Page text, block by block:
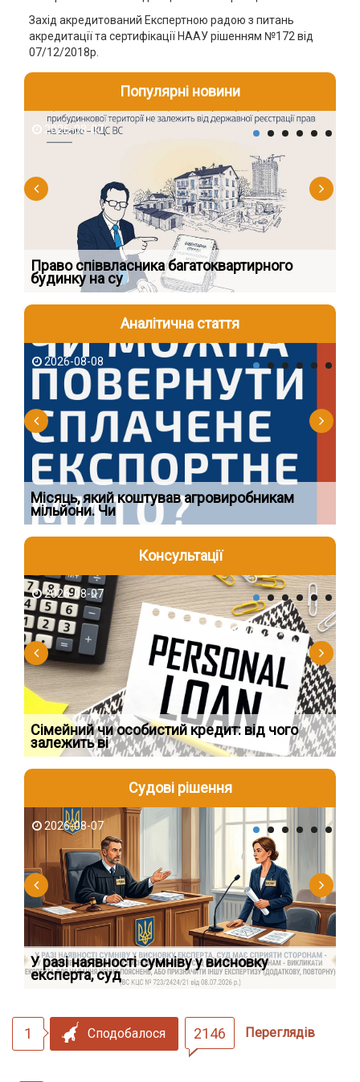
Захід акредитований Експертною радою з питань
акредитації та сертифікації НААУ рішенням №172 від
07/12/2018р.
Популярні новини
2026-08-07
Право співвласника багатоквартирного
будинку на су
Аналітична стаття
2026-08-08
Місяць, який коштував агровиробникам
мільйони. Чи
Консультації
2026-08-07
Сімейний чи особистий кредит: від чого
залежить ві
Судові рішення
2026-08-07
У разі наявності сумніву у висновку
експерта, суд
1 Сподобалося 2146 Переглядів